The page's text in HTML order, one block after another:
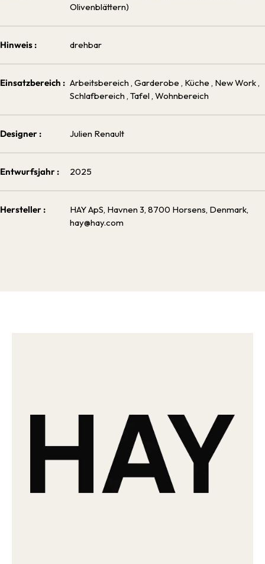
Olivenblättern)
Hinweis : drehbar
Einsatzbereich : Arbeitsbereich , Garderobe , Küche , New Work ,
Schlafbereich , Tafel , Wohnbereich
Designer : Julien Renault
Entwurfsjahr : 2025
Hersteller :
HAY ApS, Havnen 3, 8700 Horsens, Denmark,
hay@hay.com